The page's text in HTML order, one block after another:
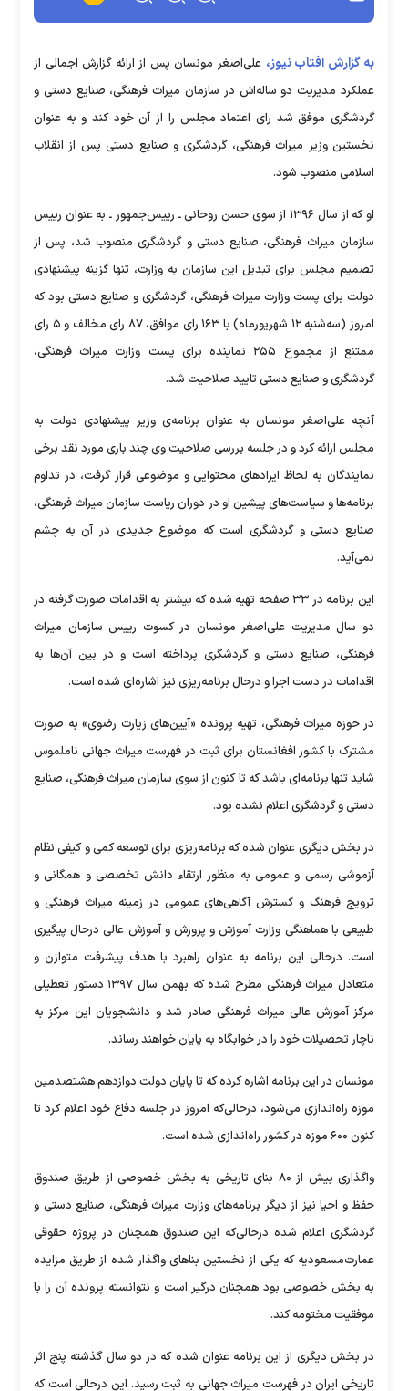
به گزارش آفتاب نیوز، علی‌اصغر مونسان پس از ارائه گزارش اجمالی از
عملکرد مدیریت دو ساله‌اش در سازمان میراث فرهنگی، صنایع دستی و
گردشگری موفق شد رای اعتماد مجلس را از آن خود کند و به عنوان
نخستین وزیر میراث فرهنگی، گردشگری و صنایع دستی پس از انقلاب
اسلامی منصوب شود.
او که از سال ۱۳۹۶ از سوی حسن روحانی ـ رییس‌جمهور ـ به عنوان رییس
سازمان میراث فرهنگی، صنایع دستی و گردشگری منصوب شد، پس از
تصمیم مجلس برای تبدیل این سازمان به وزارت، تنها گزینه پیشنهادی
دولت برای پست وزارت میراث فرهنگی، گردشگری و صنایع دستی بود که
امروز (سه‌شنبه ۱۲ شهریورماه) با ۱۶۳ رای موافق، ۸۷ رای مخالف و ۵ رای
ممتنع از مجموع ۲۵۵ نماینده برای پست وزارت میراث فرهنگی،
گردشگری و صنایع دستی تایید صلاحیت شد.
آنچه علی‌اصغر مونسان به عنوان برنامه‌ی وزیر پیشنهادی دولت به
مجلس ارائه کرد و در جلسه بررسی صلاحیت وی چند باری مورد نقد برخی
نمایندگان به لحاظ ایرادهای محتوایی و موضوعی قرار گرفت، در تداوم
برنامه‌ها و سیاست‌های پیشین او در دوران ریاست سازمان میراث فرهنگی،
صنایع دستی و گردشگری است که موضوع جدیدی در آن به چشم
نمی‌آید.
این برنامه در ۳۳ صفحه تهیه شده که بیشتر به اقدامات صورت گرفته در
دو سال مدیریت علی‌اصغر مونسان در کسوت رییس سازمان میراث
فرهنگی، صنایع دستی و گردشگری پرداخته است و در بین آن‌ها به
اقدامات در دست اجرا و درحال برنامه‌ریزی نیز اشاره‌ای شده است.
در حوزه میراث فرهنگی، تهیه پرونده «آیین‌های زیارت رضوی» به صورت
مشترک با کشور افغانستان برای ثبت در فهرست میراث جهانی ناملموس
شاید تنها برنامه‌ای باشد که تا کنون از سوی سازمان میراث فرهنگی، صنایع
دستی و گردشگری اعلام نشده بود.
در بخش دیگری عنوان شده که برنامه‌ریزی برای توسعه کمی و کیفی نظام
آزموشی رسمی و عمومی به منظور ارتقاء دانش تخصصی و همگانی و
ترویج فرهنگ و گسترش آگاهی‌های عمومی در زمینه میراث فرهنگی و
طبیعی با هماهنگی وزارت آموزش و پرورش و آموزش عالی درحال پیگیری
است. درحالی این برنامه به عنوان راهبرد با هدف پیشرفت متوازن و
متعادل میراث فرهنگی مطرح شده که بهمن سال ۱۳۹۷ دستور تعطیلی
مرکز آموزش عالی میراث فرهنگی صادر شد و دانشجویان این مرکز به
ناچار تحصیلات خود را در خوابگاه به پایان خواهند رساند.
مونسان در این برنامه اشاره کرده که تا پایان دولت دوازدهم هشتصدمین
موزه راه‌اندازی می‌شود، درحالی‌که امروز در جلسه دفاع خود اعلام کرد تا
کنون ۶۰۰ موزه در کشور راه‌اندازی شده است.
واگذاری بیش از ۸۰ بنای تاریخی به بخش خصوصی از طریق صندوق
حفظ و احیا نیز از دیگر برنامه‌های وزارت میراث فرهنگی، صنایع دستی و
گردشگری اعلام شده درحالی‌که این صندوق همچنان در پروژه حقوقی
عمارت‌مسعودیه که یکی از نخستین بناهای واگذار شده از طریق مزایده
به بخش خصوصی بود همچنان درگیر است و نتوانسته پرونده آن را با
موفقیت مختومه کند.
در بخش دیگری از این برنامه عنوان شده که در دو سال گذشته پنج اثر
تاریخی ایران در فهرست میراث جهانی به ثبت رسید. این درحالی است که